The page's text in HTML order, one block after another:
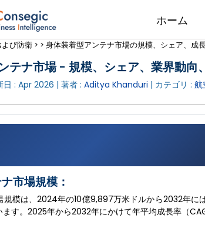
ホーム
び防衛 > > 身体装着型アンテナ市場の規模、シェア、
テナ市場 - 規模、シェア、業界動向
日 : Apr 2026 | 著者 : Aditya Khanduri | カテゴリ : 航
市場規模：
模は、2024年の10億9,897万米ドルから2032年に
す。2025年から2032年にかけて年平均成長率（